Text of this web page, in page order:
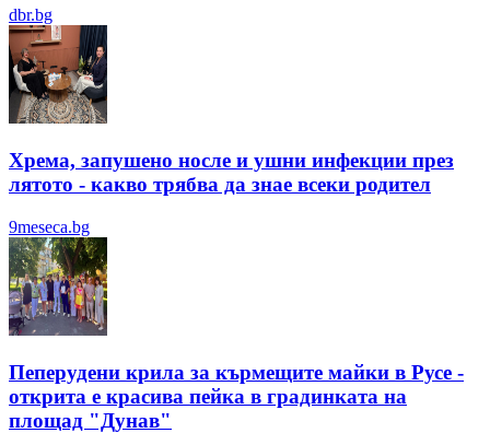
dbr.bg
Хрема, запушено носле и ушни инфекции през
лятотo - какво трябва да знае всеки родител
9meseca.bg
Пеперудени крила за кърмещите майки в Русе -
открита е красива пейка в градинката на
площад "Дунав"